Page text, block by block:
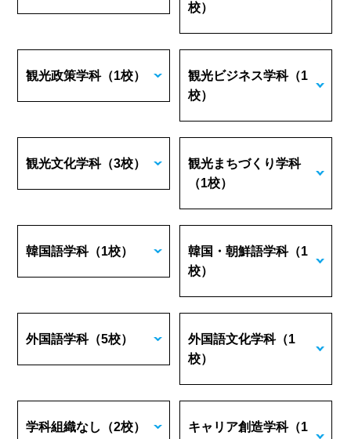
校）
観光政策学科（1校） 観光ビジネス学科（1
校）
観光文化学科（3校）
観光まちづくり学科
（1校）
韓国語学科（1校） 韓国・朝鮮語学科（1
校）
外国語学科（5校） 外国語文化学科（1
校）
学科組織なし （2校） キャリア創造学科（1